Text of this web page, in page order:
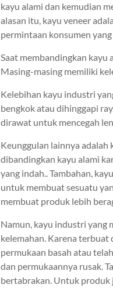
kayu alami dan kemudian
alasan itu, kayu veneer
permintaan konsumen
Saat membandingkan kayu
Masing-masing memiliki
Kelebihan kayu industri
bengkok atau dihinggapi
dirawat untuk mencegah
Keunggulan lainnya adalah
dibandingkan kayu alami
yang indah.. Tambahan,
untuk membuat sesuatu
membuat produk lebih
Namun, kayu industri yang
kelemahan. Karena
permukaan basah atau
dan permukaannya rusak.
bertabrakan. Untuk produk